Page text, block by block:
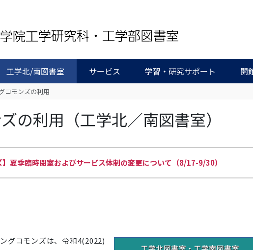
工学北/南図書室 サービス 学習・研究サポート 開
コモンズの利用
の利用（工学北／南図書室）
】夏季臨時閉室およびサービス体制の変更について（8/17-9/30）
グコモンズは、令和4(2022)